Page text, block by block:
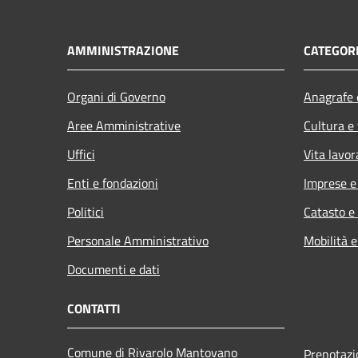
AMMINISTRAZIONE
Organi di Governo
Aree Amministrative
Uffici
Enti e fondazioni
Politici
Personale Amministrativo
Documenti e dati
Cultura
Vita
Imprese
Catasto
Mobilità
CONTATTI
Comune di Rivarolo Mantovano